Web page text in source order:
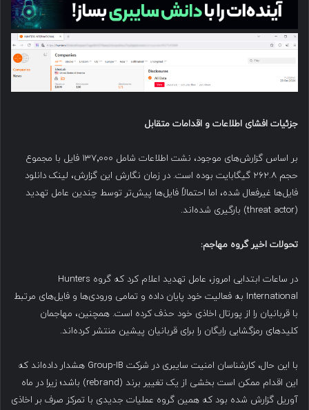
جزئیات افشای اطلاعات و اقدامات متقابل
بر اساس گزارش‌های موجود، نشت اطلاعات شامل ۱۳۷٬۰۰۰ فایل با مجموع
حجم ۲۶۲.۸ گیگابایت بوده است. در زمان نگارش این گزارش، لینک دانلود
فایل‌ها غیرفعال شده، اما احتمالاً فایل‌ها پیش‌تر توسط چندین عامل تهدید
(threat actor) بارگیری شده‌اند.
تحولات اخیر گروه مهاجم:
در ساعات ابتدایی امروز، عامل تهدید اعلام کرد که گروه Hunters
International به فعالیت خود پایان داده و تمامی ورودی‌ها و فایل‌های مرتبط
با قربانیان را از پورتال اخاذی خود حذف کرده است. همچنین، مهاجمان
کلیدهای رمزگشایی رایگان را برای قربانیان پیشین منتشر کرده‌اند.
با این حال، کارشناسان امنیت سایبری در شرکت Group-IB هشدار داده‌اند که
این اقدام ممکن است بخشی از یک تغییر برند (rebrand) باشد؛ زیرا در ماه
آوریل گزارش شده بود که همین گروه عملیات جدیدی با تمرکز صرف بر اخاذی